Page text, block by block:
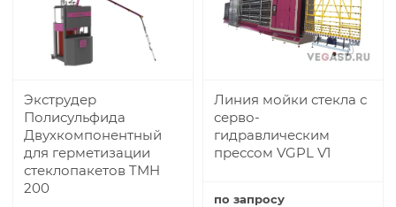
Экструдер
Полисульфида
Двухкомпонентный
для герметизации
стеклопакетов TMH
200
Линия мойки стекла с
серво-
гидравлическим
прессом VGPL V1
по запросу